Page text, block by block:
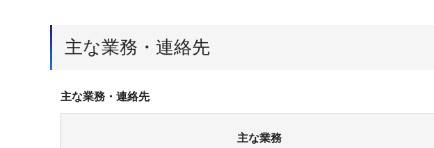
主な業務・連絡先
主な業務・連絡先
主な業務